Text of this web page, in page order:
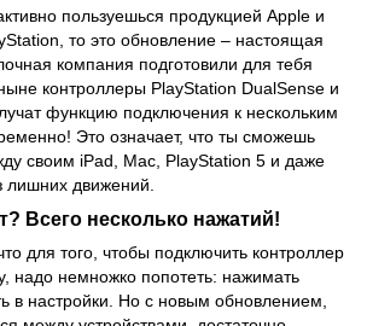
пользуешься продукцией Apple и
то это обновление – настоящая
компания подготовили для тебя
контроллеры PlayStation DualSense и
функцию подключения к нескольким
Это означает, что ты сможешь
своим iPad, Mac, PlayStation 5 и даже
лишних движений.
Всего несколько нажатий!
для того, чтобы подключить контроллер
надо немножко попотеть: нажимать
в настройки. Но с новым обновлением,